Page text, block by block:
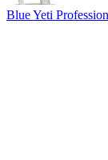
Blue Yeti